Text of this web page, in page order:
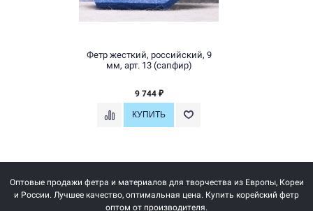
Фетр жесткий, российский, 9
мм, арт. 13 (сапфир)
9 744 ₽
Оптовые продажи фетра и материалов для творчества из Европы, Кореи
и России. Лучшее качество, оптимальная цена. Купить корейский фетр
оптом от производителя.